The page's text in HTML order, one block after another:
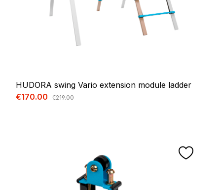
HUDORA swing Vario extension module ladder
Sale price:
€170.00 Regular price:
€219.00